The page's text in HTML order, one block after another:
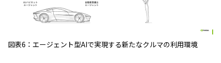
図表6：エージェント型AIで実現する新たなクルマの利用環境